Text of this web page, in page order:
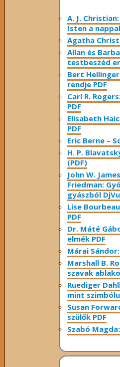
A. J.
Isten a
Agatha
Allan és
testbeszéd
Bert
rendje PDF
Carl R.
PDF
Elisabeth
PDF
Eric Berne –
H. P.
(PDF)
John W.
Friedman:
gyászból DjVu
Lise
PDF
Dr. Máté
elmék PDF
Márai
Marshall B.
szavak
Ruediger
mint
Susan
szülők PDF
Szabó